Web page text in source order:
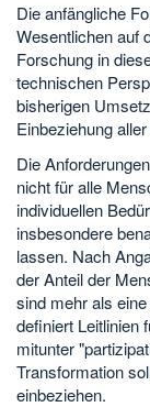
Die anfängliche
Wesentlichen auf
Forschung in
technischen
bisherigen
Einbeziehung
Die
nicht für alle
individuellen
insbesondere
lassen. Nach
der Anteil der
sind mehr als
definiert Leitlinien
mitunter
Transformation
einbeziehen.